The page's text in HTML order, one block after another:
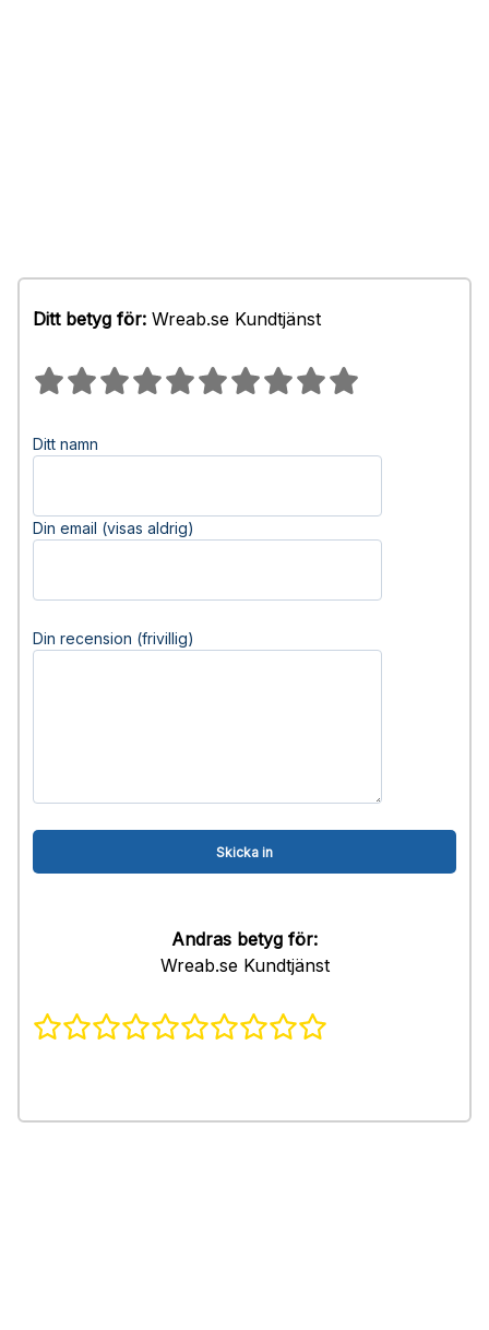
Ditt betyg för: Wreab.se Kundtjänst
Ditt namn
Din email (visas aldrig)
Din recension (frivillig)
Andras betyg för:
Wreab.se Kundtjänst